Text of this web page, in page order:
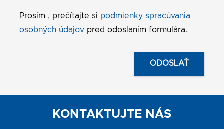
Prosím , prečítajte si podmienky spracúvania
osobných údajov pred odoslaním formulára.
KONTAKTUJTE NÁS